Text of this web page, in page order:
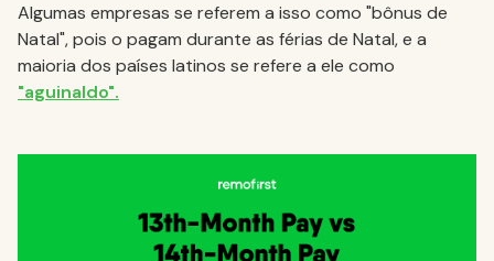
Algumas empresas se referem a isso como "bônus de
Natal", pois o pagam durante as férias de Natal, e a
maioria dos países latinos se refere a ele como
"aguinaldo".